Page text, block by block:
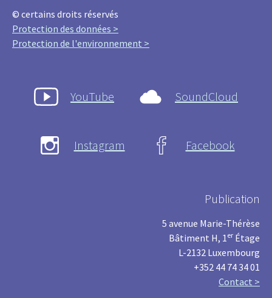
© certains droits réservés
Protection des données >
Protection de l'environnement >
YouTube SoundCloud
Instagram Facebook
Publication
5 avenue Marie-Thérèse
Bâtiment H, 1 er Étage
L-2132 Luxembourg
+352 44 74 34 01
Contact >